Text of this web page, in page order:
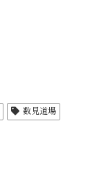
数見道場